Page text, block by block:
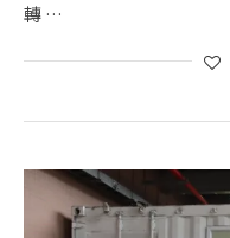
轉 …